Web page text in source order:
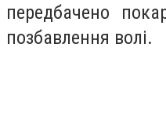
передбачено
позбавлення волі.